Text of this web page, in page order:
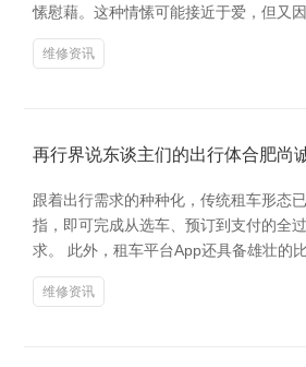
愫慰藉。这种情愫可能接近于爱，但又
维修资讯
再行界说东谈主们的出行体合肥尚
跟着出行需求的种种化，传统租车形态
指，即可完成从选车、预订到支付的全
求。 此外，租车平台App还具备雄壮的
维修资讯